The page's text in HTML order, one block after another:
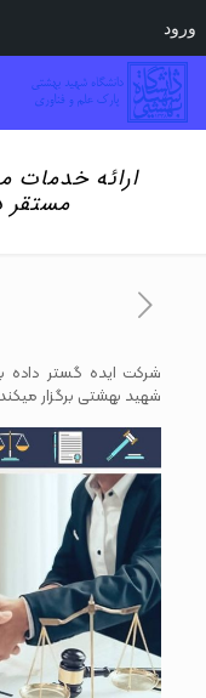
ارائه
مستقر
شرکت ایده گستر داده
شهید بهشتی برگزار میکند
ورود